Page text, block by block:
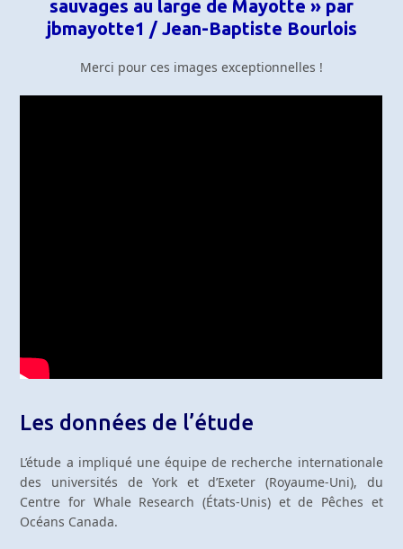
sauvages au large de Mayotte » par
jbmayotte1 / Jean-Baptiste Bourlois
Merci pour ces images exceptionnelles !
Les données de l’étude
L’étude a impliqué une équipe de recherche internationale
des universités de York et d’Exeter (Royaume-Uni), du
Centre for Whale Research (États-Unis) et de Pêches et
Océans Canada.